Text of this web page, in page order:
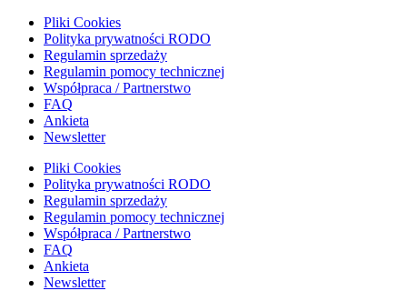
Pliki Cookies
Polityka prywatności RODO
Regulamin sprzedaży
Regulamin pomocy technicznej
Współpraca / Partnerstwo
FAQ
Ankieta
Newsletter
Pliki Cookies
Polityka prywatności RODO
Regulamin sprzedaży
Regulamin pomocy technicznej
Współpraca / Partnerstwo
FAQ
Ankieta
Newsletter